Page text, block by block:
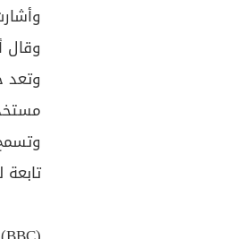
وقال